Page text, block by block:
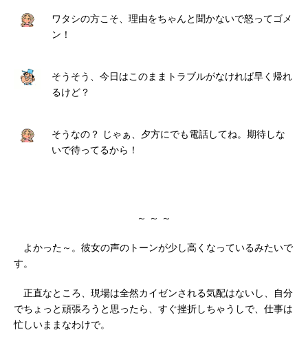
ワタシの方こそ、理由をちゃんと聞かないで怒ってゴメ
ン！
そうそう、今日はこのままトラブルがなければ早く帰れ
るけど？
そうなの？ じゃぁ、夕方にでも電話してね。期待しな
いで待ってるから！
～ ～ ～
よかった～。彼女の声のトーンが少し高くなっているみたいで
す。
正直なところ、現場は全然カイゼンされる気配はないし、自分
でちょっと頑張ろうと思ったら、すぐ挫折しちゃうしで、仕事は
忙しいままなわけで。